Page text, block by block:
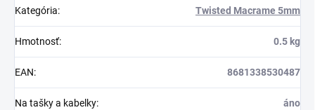
Kategória: Twisted Macrame 5mm
Hmotnosť: 0.5 kg
EAN: 8681338530487
Na tašky a kabelky: áno